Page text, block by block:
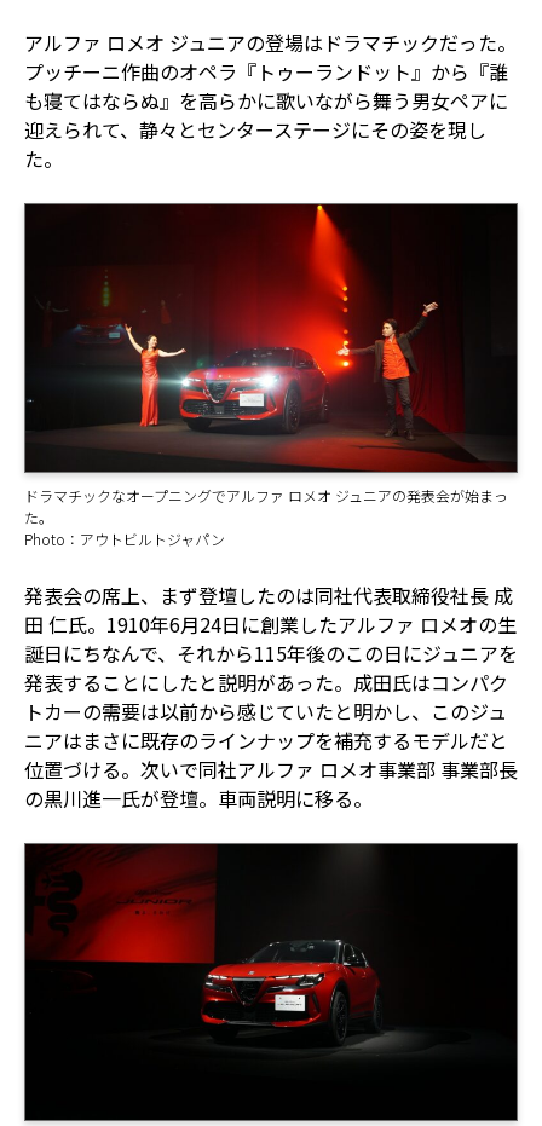
アルファ ロメオ ジュニアの登場はドラマチックだった。
プッチーニ作曲のオペラ『トゥーランドット』から『誰
も寝てはならぬ』を高らかに歌いながら舞う男女ペアに
迎えられて、静々とセンターステージにその姿を現し
た。
ドラマチックなオープニングでアルファ ロメオ ジュニアの発表会が始まっ
た。
Photo：アウトビルトジャパン
発表会の席上、まず登壇したのは同社代表取締役社長 成
田 仁氏。1910年6月24日に創業したアルファ ロメオの生
誕日にちなんで、それから115年後のこの日にジュニアを
発表することにしたと説明があった。成田氏はコンパク
トカーの需要は以前から感じていたと明かし、このジュ
ニアはまさに既存のラインナップを補充するモデルだと
位置づける。次いで同社アルファ ロメオ事業部 事業部長
の黒川進一氏が登壇。車両説明に移る。